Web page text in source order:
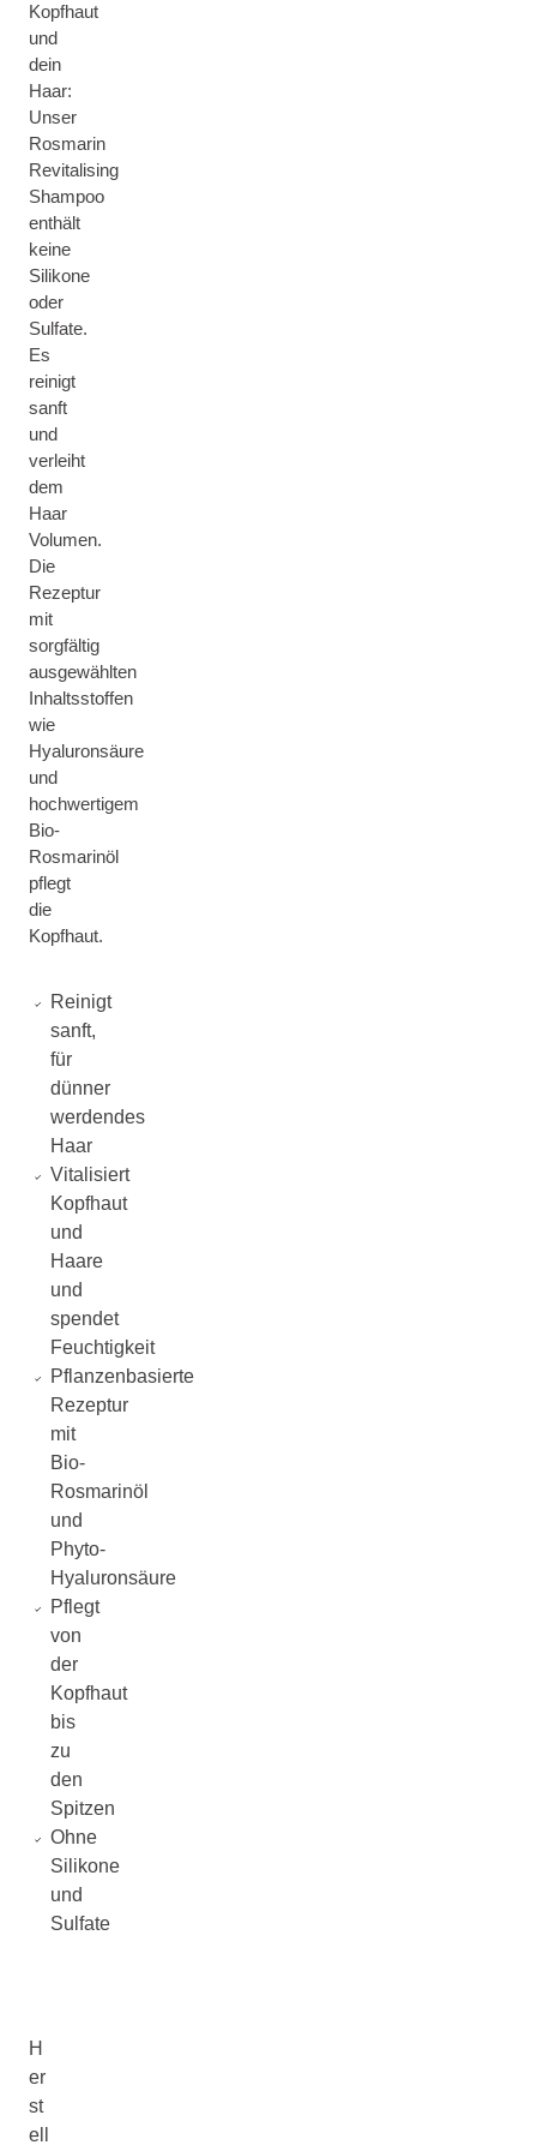
Kopfhaut
und
dein
Haar:
Unser
Rosmarin
Revitalising
Shampoo
enthält
keine
Silikone
oder
Sulfate.
Es
reinigt
sanft
und
verleiht
dem
Haar
Volumen.
Die
Rezeptur
mit
sorgfältig
ausgewählten
Inhaltsstoffen
wie
Hyaluronsäure
und
hochwertigem
Bio-
Rosmarinöl
pflegt
die
Kopfhaut.
Reinigt
sanft,
für
dünner
werdendes
Haar
Vitalisiert
Kopfhaut
und
Haare
und
spendet
Feuchtigkeit
Pflanzenbasierte
Rezeptur
mit
Bio-
Rosmarinöl
und
Phyto-
Hyaluronsäure
Pflegt
von
der
Kopfhaut
bis
zu
den
Spitzen
Ohne
Silikone
und
Sulfate
H
er
st
ell